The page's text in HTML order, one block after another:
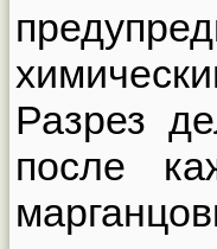
Разрез
после